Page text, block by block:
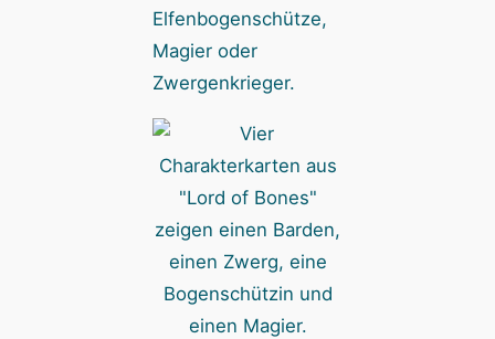
Elfenbogenschütze,
Magier oder
Zwergenkrieger.